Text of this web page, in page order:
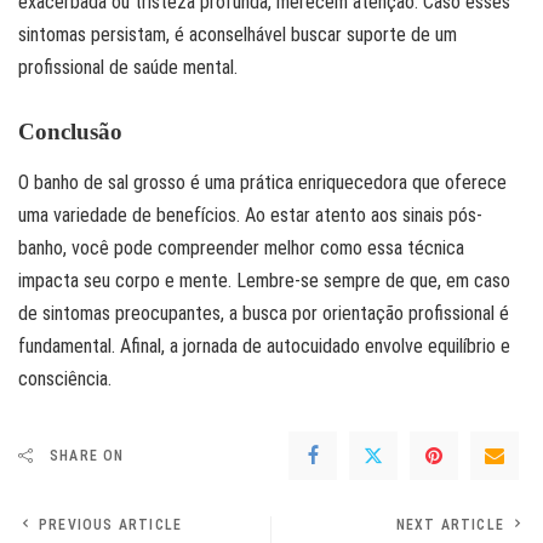
sintomas persistam, é aconselhável buscar suporte de um
profissional de saúde mental.
Conclusão
O banho de sal grosso é uma prática enriquecedora que oferece
uma variedade de benefícios. Ao estar atento aos sinais pós-
banho, você pode compreender melhor como essa técnica
impacta seu corpo e mente. Lembre-se sempre de que, em caso
de sintomas preocupantes, a busca por orientação profissional é
fundamental. Afinal, a jornada de autocuidado envolve equilíbrio e
consciência.
SHARE ON
PREVIOUS ARTICLE NEXT ARTICLE